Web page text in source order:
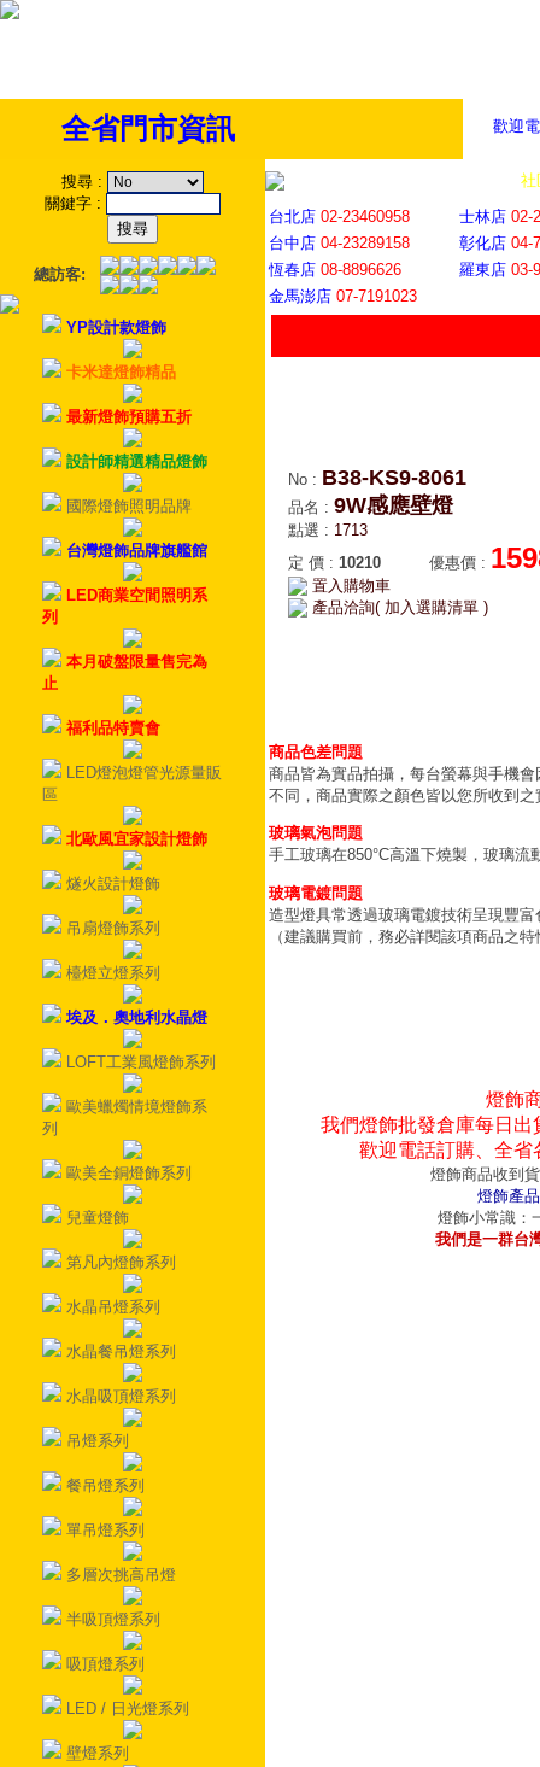
歡迎
全省門市資訊
搜尋 :
關鍵字 :
總訪客:
YP設計款燈飾
卡米達燈飾精品
最新燈飾預購五折
設計師精選精品燈飾
國際燈飾照明品牌
台灣燈飾品牌旗艦館
LED商業空間照明系
列
本月破盤限量售完為
止
福利品特賣會
LED燈泡燈管光源量販
區
北歐風宜家設計燈飾
燧火設計燈飾
吊扇燈飾系列
檯燈立燈系列
埃及．奧地利水晶燈
LOFT工業風燈飾系列
歐美蠟燭情境燈飾系
列
歐美全銅燈飾系列
兒童燈飾
第凡內燈飾系列
水晶吊燈系列
水晶餐吊燈系列
水晶吸頂燈系列
吊燈系列
餐吊燈系列
單吊燈系列
多層次挑高吊燈
半吸頂燈系列
吸頂燈系列
LED / 日光燈系列
壁燈系列
社
台北店 02-23460958 士林店 02-
台中店 04-23289158 彰化店 04-
恆春店 08-8896626 羅東店 03-
金馬澎店 07-7191023
No : B38-KS9-8061
品名 : 9W感應壁燈
點選 : 1713
定 價 : 10210 優惠價 :
置入購物車
產品洽詢( 加入選購清單 )
商品色差問題
商品皆為實品拍攝，每台螢幕與手機
不同，商品實際之顏色皆以您所收到之
玻璃氣泡問題
手工玻璃在850°C高溫下燒製，玻璃
玻璃電鍍問題
造型燈具常透過玻璃電鍍技術呈現豐
（建議購買前，務必詳閱該項商品之
燈飾
我們燈飾批發倉庫每日
歡迎電話訂購、全
燈飾商品收到
燈飾產
燈飾小常識：
我們是一群台